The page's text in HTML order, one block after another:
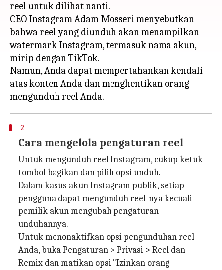
reel untuk dilihat nanti.
CEO Instagram Adam Mosseri menyebutkan
bahwa reel yang diunduh akan menampilkan
watermark Instagram, termasuk nama akun,
mirip dengan TikTok.
Namun, Anda dapat mempertahankan kendali
atas konten Anda dan menghentikan orang
2
Cara mengelola pengaturan reel
Untuk mengunduh reel Instagram, cukup ketuk
tombol bagikan dan pilih opsi unduh.
Dalam kasus akun Instagram publik, setiap
pengguna dapat mengunduh reel-nya kecuali
pemilik akun mengubah pengaturan
unduhannya.
Untuk menonaktifkan opsi pengunduhan reel
Anda, buka Pengaturan > Privasi > Reel dan
Remix dan matikan opsi "Izinkan orang